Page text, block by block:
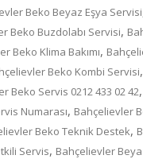
Beko Beyaz Eşya Servisi
Beko Buzdolabı Servisi,
Beko Klima Bakımı,
Beko Kombi Servisi,
Beko Servis 0212 433 02 42,
Numarası, Bahçelievler
Beko Teknik Destek,
Servis, Bahçelievler